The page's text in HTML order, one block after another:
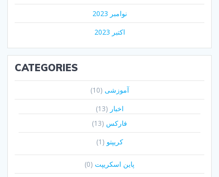
نوامبر 2023
اکتبر 2023
CATEGORIES
آموزشی (10)
اخبار (13)
فارکس (13)
کریپتو (1)
پاین اسکریپت (0)